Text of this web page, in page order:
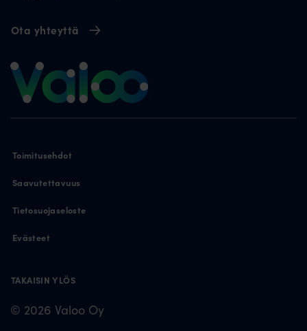
Ota yhteyttä
TAKAISIN YLÖS
© 2026 Valoo Oy
Toimitusehdot
Saavutettavuus
Tietosuojaseloste
Evästeet